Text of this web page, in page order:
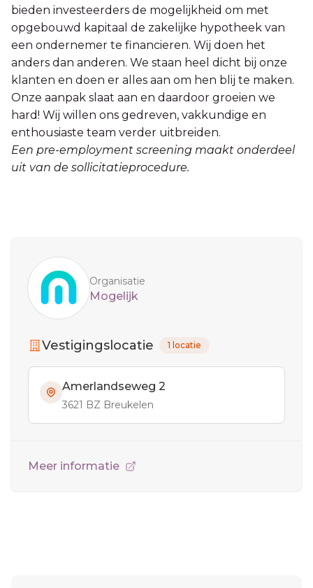
bieden investeerders de mogelijkheid om met
opgebouwd kapitaal de zakelijke hypotheek van
een ondernemer te financieren. Wij doen het
anders dan anderen. We staan heel dicht bij onze
klanten en doen er alles aan om hen blij te maken.
Onze aanpak slaat aan en daardoor groeien we
hard! Wij willen ons gedreven, vakkundige en
enthousiaste team verder uitbreiden.
Een pre-employment screening maakt onderdeel
uit van de sollicitatieprocedure.
Organisatie
Mogelijk
Vestigingslocatie 1 locatie
Amerlandseweg 2
3621 BZ Breukelen
Meer informatie